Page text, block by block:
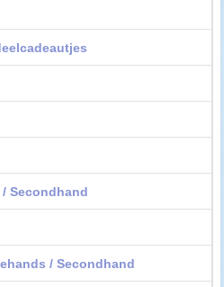
Secondhand
/ Secondhand